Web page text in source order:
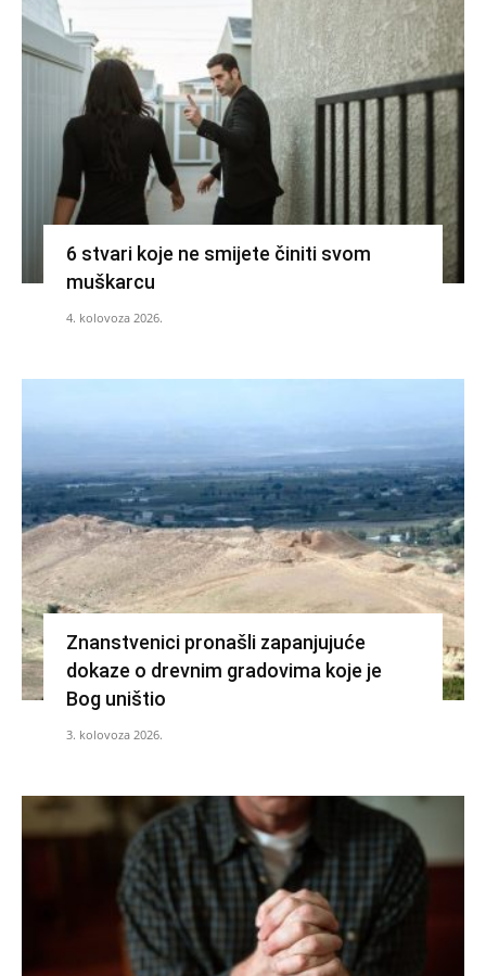
6 stvari koje ne smijete činiti svom
muškarcu
4. kolovoza 2026.
Znanstvenici pronašli zapanjujuće
dokaze o drevnim gradovima koje je
Bog uništio
3. kolovoza 2026.